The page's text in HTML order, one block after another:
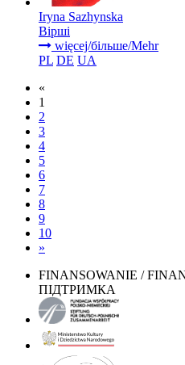
Iryna Sazhynska
Вірші
więcej/більше/Mehr
PL DE UA
«
1
2
3
4
5
6
7
8
9
10
»
FINANSOWANIE /
ПІДТРИМКА